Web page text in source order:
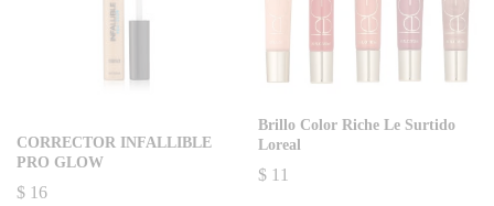
CORRECTOR INFALLIBLE
PRO GLOW
$ 16
Brillo Color Riche Le Surtido
Loreal
$ 11